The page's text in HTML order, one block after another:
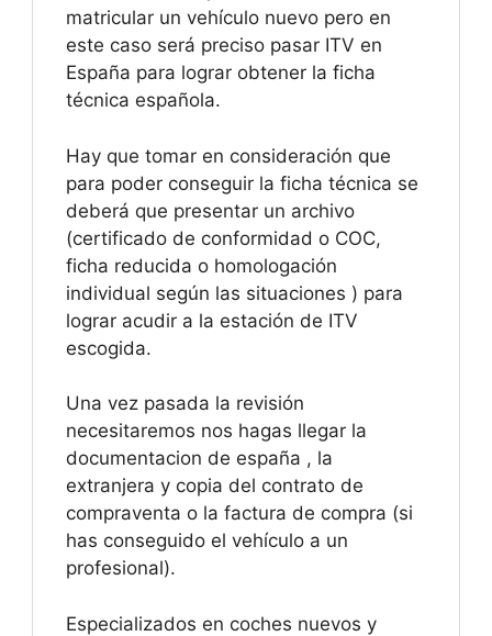
matricular un vehículo nuevo pero en
este caso será preciso pasar ITV en
España para lograr obtener la ficha
técnica española.
Hay que tomar en consideración que
para poder conseguir la ficha técnica se
deberá que presentar un archivo
(certificado de conformidad o COC,
ficha reducida o homologación
individual según las situaciones ) para
lograr acudir a la estación de ITV
escogida.
Una vez pasada la revisión
necesitaremos nos hagas llegar la
documentacion de españa , la
extranjera y copia del contrato de
compraventa o la factura de compra (si
has conseguido el vehículo a un
profesional).
Especializados en coches nuevos y